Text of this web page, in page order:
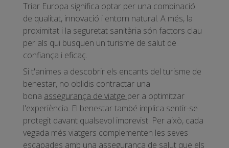
Triar Europa significa optar per una combinació
de qualitat, innovació i entorn natural. A més, la
proximitat i la seguretat sanitària són factors clau
per als qui busquen un turisme de salut de
confiança i eficaç.
Si t'animes a descobrir els encants del turisme de
benestar, no oblidis contractar una
bona assegurança de viatge per a optimitzar
l'experiència. El benestar també implica sentir-se
protegit davant qualsevol imprevist. Per això, cada
vegada més viatgers complementen les seves
escapades amb una assegurança de salut que els